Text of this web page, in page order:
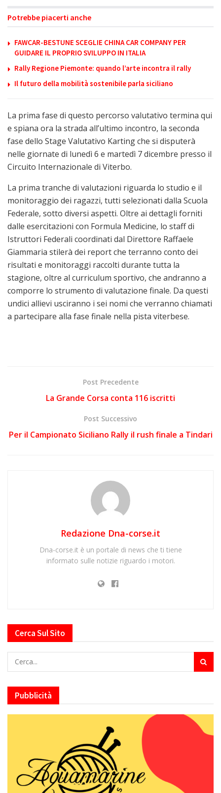
Potrebbe piacerti anche
FAWCAR-BESTUNE SCEGLIE CHINA CAR COMPANY PER
GUIDARE IL PROPRIO SVILUPPO IN ITALIA
Rally Regione Piemonte: quando l’arte incontra il rally
Il futuro della mobilità sostenibile parla siciliano
La prima fase di questo percorso valutativo termina qui
e spiana ora la strada all’ultimo incontro, la seconda
fase dello Stage Valutativo Karting che si disputerà
nelle giornate di lunedì 6 e martedì 7 dicembre presso il
Circuito Internazionale di Viterbo.
La prima tranche di valutazioni riguarda lo studio e il
monitoraggio dei ragazzi, tutti selezionati dalla Scuola
Federale, sotto diversi aspetti. Oltre ai dettagli forniti
dalle esercitazioni con Formula Medicine, lo staff di
Istruttori Federali coordinati dal Direttore Raffaele
Giammaria stilerà dei report che terranno conto dei
risultati e monitoraggi raccolti durante tutta la
stagione, oltre al curriculum sportivo, che andranno a
comporre lo strumento di valutazione finale. Da questi
undici allievi usciranno i sei nomi che verranno chiamati
a partecipare alla fase finale nella pista viterbese.
Post Precedente
La Grande Corsa conta 116 iscritti
Post Successivo
Per il Campionato Siciliano Rally il rush finale a Tindari
Redazione Dna-corse.it
Dna-corse.it è un portale di news che ti tiene
informato sulle notizie riguardo i motori.
Cerca Sul Sito
Pubblicità